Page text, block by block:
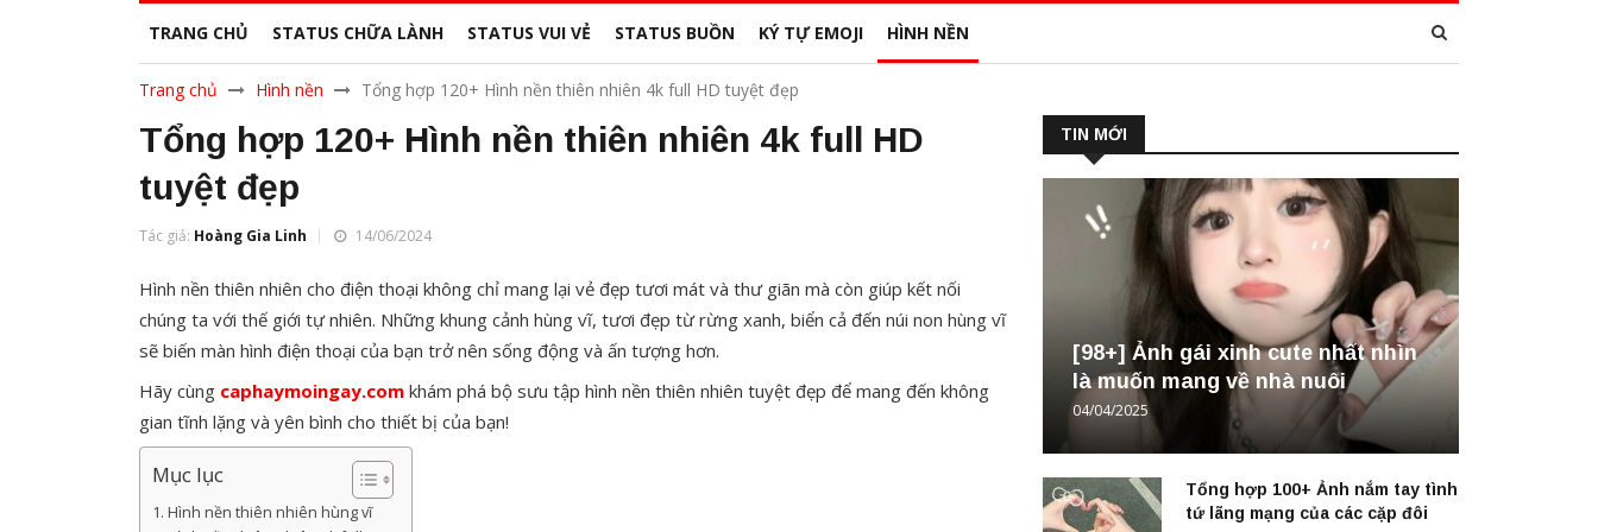
TRANG CHỦ STATUS CHỮA LÀNH STATUS VUI VẺ STATUS BUỒN KÝ TỰ EMOJI HÌNH NỀN
Trang chủ Hình nền Tổng hợp 120+ Hình nền thiên nhiên 4k full HD tuyệt đẹp
Tổng hợp 120+ Hình nền thiên nhiên 4k full HD
tuyệt đẹp
Tác giả: Hoàng Gia Linh 14/06/2024
Hình nền thiên nhiên cho điện thoại không chỉ mang lại vẻ đẹp tươi mát và thư giãn mà còn giúp kết nối
chúng ta với thế giới tự nhiên. Những khung cảnh hùng vĩ, tươi đẹp từ rừng xanh, biển cả đến núi non hùng vĩ
sẽ biến màn hình điện thoại của bạn trở nên sống động và ấn tượng hơn.
Hãy cùng caphaymoingay.com khám phá bộ sưu tập hình nền thiên nhiên tuyệt đẹp để mang đến không
gian tĩnh lặng và yên bình cho thiết bị của bạn!
Mục lục
Hình nền thiên nhiên hùng vĩ
TIN MỚI
[98+] Ảnh gái xinh cute nhất nhìn
là muốn mang về nhà nuôi
04/04/2025
Tổng hợp 100+ Ảnh nắm tay tình
tứ lãng mạng của các cặp đôi